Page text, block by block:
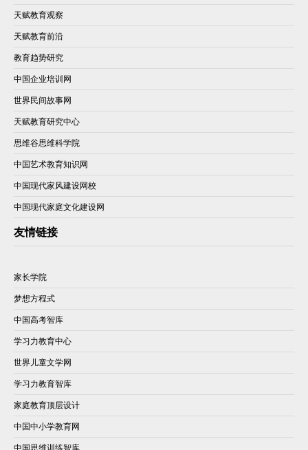
天赋教育观察
天赋教育前沿
教育趋势研究
中国企业培训网
世界民间故事网
天赋教育研究中心
思维谷思维科学院
中国艺术教育知识网
中国现代家风建设网校
中国现代家庭文化建设网
友情链接
家长学院
梦想方程式
中国高考智库
学习力教育中心
世界儿童文学网
学习力教育智库
家庭教育顶层设计
中国中小学教育网
中国思维训练智库